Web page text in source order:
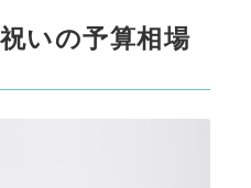
いの予算相場